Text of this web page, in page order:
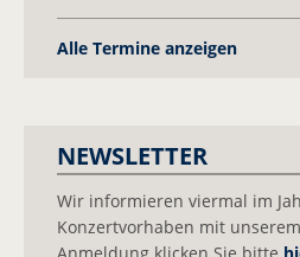
Alle Termine anzeigen
NEWSLETTER
Wir informieren viermal im
Konzertvorhaben mit